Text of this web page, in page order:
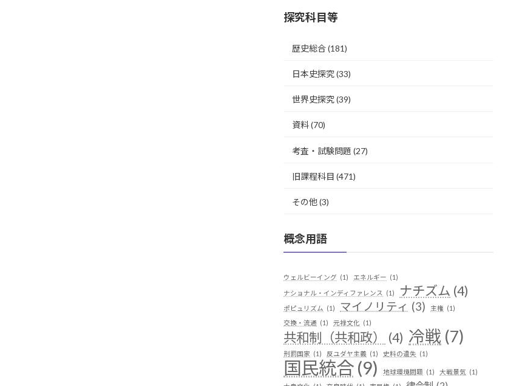
探究科目等
歴史総合(181)
日本史探究(33)
世界史探究(39)
資料(70)
考査・試験問題 (27)
旧課程科目 (471)
その他(3)
概念用語
ウェルビーイング (1) エネルギー (1)
ナショナル・インディファレンス
(1) ナチズム (4)
ポピュリズム (1) マイノリティ (3) 主権 (1)
交換・流通 (1) 元禄文化 (1)
共和制（共和政） (4) 冷戦 (7)
刑罰国家 (1) 反ユダヤ主義 (1) 史料の遺失 (1)
国民統合 (9) 地球環境問題 (1) 大戦景気 (1)